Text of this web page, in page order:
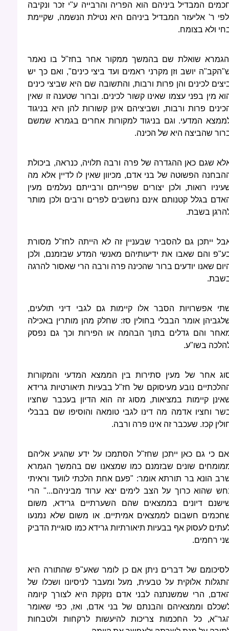
המבדיל ביניהם הוא הפריה והרבייה ע"י זכר ונקיבה
ר' אליעזר המבדיל ביניהם היא נטילת הנשמה, שקיימת
ולא בצומח.
שואלת שם בהמשך ממקור אחר בחז"ל בו נאמר
יושב וזן מקרני ראמים ועד ביצי כינים", ואם כך יש
לכינים והן פרות ורבות, והתשובה שם היא שביצי כינים
מין בפני עצמו שאינו קשור לכינים. וברור שטענה זו שאין
פרות ורבות, ושביציהם אינן קשורות להן היא בניגוד
המדעי. וגם בניגוד למקורות אחרים בגמרא שמשם
שהביצה היא של הכינה.
שגם כאן ההגדרה של פרה ורבה תלויה, כנראה, ביכולת
הפשוטה של בני אדם, מכיוון שאין לו לדיין אלא מה
רואות, ולכן יצורים שפרייתם ורבייתם נעלמים מעין
בגלל קטנותם אינם נחשבים לפרים ורבים ולכן מותר
בשבת.
ייתכן גם להסביר שבעניין זה לא הייתה לחז"ל מסורת
והם שאבו את ידיעותיהם מאנשי המדע שבזמנם, ולכן
שאנו יודעים ברור שהכינה פרה ורבה הרי שאסור להרגה
אפשרויות הסבר אלו קיימות גם לגבי דיני תולעים,
אומר הבבלי בחולין סז: שחלק מהן מותרין באכילה
והם גדלים בתוך הבהמה או הפירות וכך גם נפסק
בשו"ע.
אחר של מעין סתירות בין הממצא המדעי והמקורות
נובע מעיסוקם של חז"ל בבעיות תיאורטיות גרידא
קיימות במציאות, מסוג זה הוא הדיון בעכבר שחציו
וחציו אדמה מה דינו לגבי טומאה והוסיפו שם בבבלי
קכז. שעכבר זה אינו פרה ורבה.
כי גם כאן ייתכן שחז"ל הסתמכו על ידע שהגיע אליהם
שונים שבזמנם כמו שמצאנו שם בהמשך הגמרא
הונא בר תורתא אומר: "פעם אחת הלכתי לוועד וראיתי
שהוא כרוך על הצב לימים יצא ערוד מביניהם..." הרי
דיונים בממצאים שהם השערתיים גרידא, משום
חשבום לממצאים אמיתיים. או משום שלא נמנעו
לעסוק אף בבעיות תיאורתיות גרידא כמו סוגיית הדביק
רחמים.
של דברים ניתן אם כן לומר שאע"פ שהתורה היא
אלוקית על טבעית, מעל ומעבר לניסיונו ושכלו של
הרי שמשנתנה לבני אדם נזקקת היא לצורך קיומה
וממצאיהם והבנתם של בני אדם, ואז, כפי שאומר
כל החכמות צריכות להיעשות לרקחות ולטבחות